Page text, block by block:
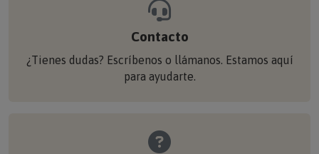
Contacto
¿Tienes dudas? Escríbenos o llámanos. Estamos aquí
para ayudarte.